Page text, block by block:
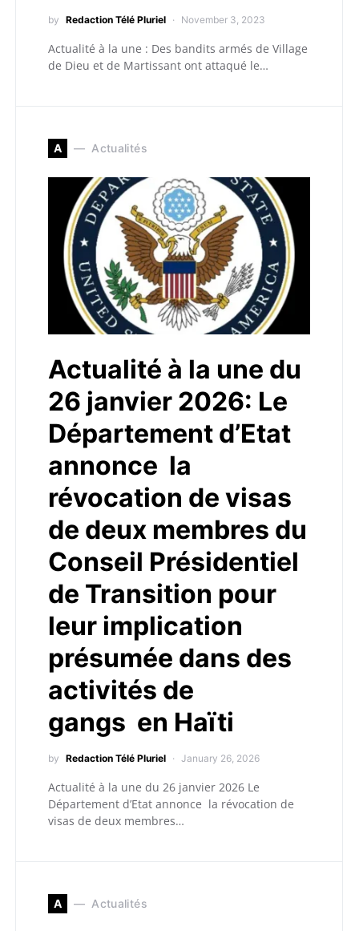
by Redaction Télé Pluriel November 3, 2023
Actualité à la une : Des bandits armés de Village
de Dieu et de Martissant ont attaqué le…
A Actualités
Actualité à la une du
26 janvier 2026: Le
Département d’Etat
annonce la
révocation de visas
de deux membres du
Conseil Présidentiel
de Transition pour
leur implication
présumée dans des
activités de
gangs en Haïti
by Redaction Télé Pluriel January 26, 2026
Actualité à la une du 26 janvier 2026 Le
Département d’Etat annonce la révocation de
visas de deux membres…
A Actualités